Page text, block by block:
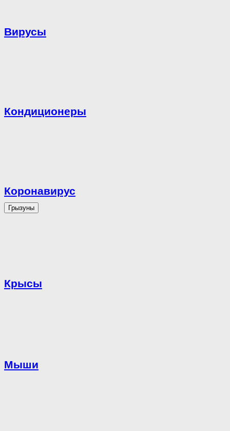
Вирусы
Кондиционеры
Коронавирус
Грызуны
Крысы
Мыши